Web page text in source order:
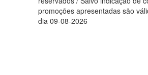
promoções apresentadas são
dia 09-08-2026